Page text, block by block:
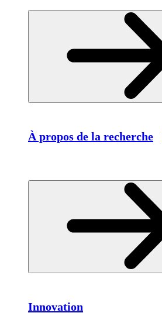
À propos de la recherche
Innovation